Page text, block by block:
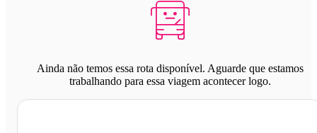
Ainda não temos essa rota disponível. Aguarde que estamos
trabalhando para essa viagem acontecer logo.